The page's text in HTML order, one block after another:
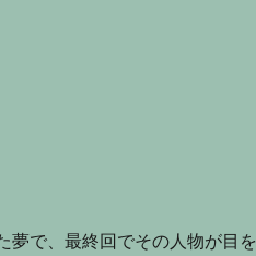
夢で、最終回でその人物が目を